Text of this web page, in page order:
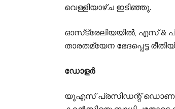
വെള്ളിയാഴ്ച ഇടിഞ്ഞു.
ഓസ്‌ട്രേലിയയിൽ, എസ് &
താരതമ്യേന ഭേദപ്പെട്ട
ഡോളർ
യുഎസ് പ്രസിഡന്റ്